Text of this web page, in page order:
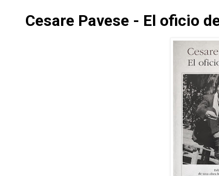
Cesare Pavese - El oficio